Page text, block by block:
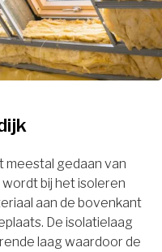
gedaan van
bij het isoleren
aan de bovenkant
De isolatielaag
laag waardoor de